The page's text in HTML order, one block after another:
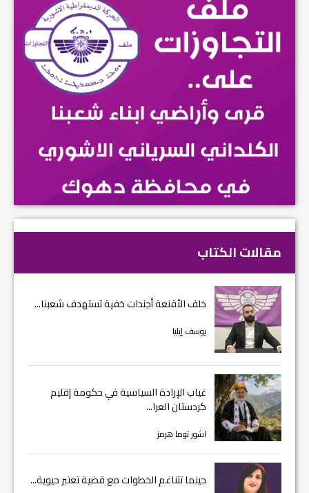
مقالات الكتاب
خلف الأقنعة أجندات خفية تستهدف شعبنا...
يوسف إيليا
غياب الإرادة السياسية في حكومة إقليم
كردستان العرا...
اشور توما هرمز
حينما تتناغم الخطوات مع قضية تعتبر حيوية...